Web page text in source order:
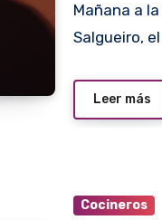
Mañana a la noche en el restaurante Pancia Pienna, Teddy
Salgueiro,
Leer más
Cocineros